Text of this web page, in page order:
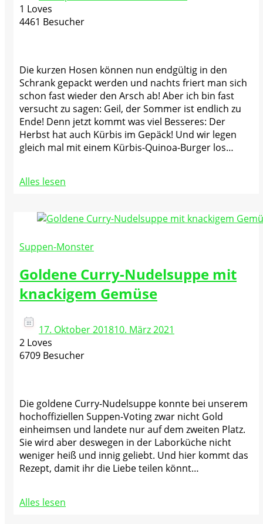
1 Loves
4461 Besucher
Die kurzen Hosen können nun endgültig in den
Schrank gepackt werden und nachts friert man sich
schon fast wieder den Arsch ab! Aber ich bin fast
versucht zu sagen: Geil, der Sommer ist endlich zu
Ende! Denn jetzt kommt was viel Besseres: Der
Herbst hat auch Kürbis im Gepäck! Und wir legen
gleich mal mit einem Kürbis-Quinoa-Burger los…
Alles lesen
Suppen-Monster
Goldene Curry-Nudelsuppe mit
knackigem Gemüse
17. Oktober 201810. März 2021
2 Loves
6709 Besucher
Die goldene Curry-Nudelsuppe konnte bei unserem
hochoffiziellen Suppen-Voting zwar nicht Gold
einheimsen und landete nur auf dem zweiten Platz.
Sie wird aber deswegen in der Laborküche nicht
weniger heiß und innig geliebt. Und hier kommt das
Rezept, damit ihr die Liebe teilen könnt…
Alles lesen